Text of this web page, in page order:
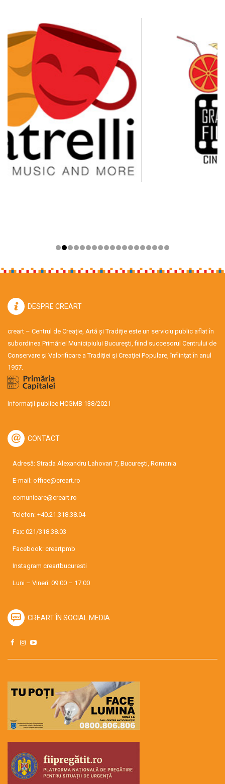
DESPRE CREART
creart – Centrul de Creație, Artă și Tradiție este un serviciu public aflat în
subordinea Primăriei Municipiului București, fiind succesorul Centrului de
Conservare şi Valorificare a Tradiţiei şi Creaţiei Populare, înființat în anul
1957.
Informații publice HCGMB 138/2021
CONTACT
Adresă: Strada Alexandru Lahovari 7, București, Romania
E-mail: office@creart.ro
comunicare@creart.ro
Telefon: +40.21.318.38.04
Fax: 021/318.38.03
Facebook: creartpmb
Instagram creartbucuresti
Luni – Vineri: 09:00 – 17:00
CREART ÎN SOCIAL MEDIA